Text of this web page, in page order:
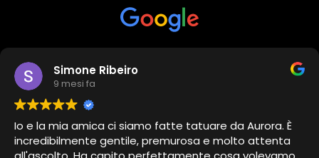
Simone Ribeiro
9 mesi fa
Io e la mia amica ci siamo fatte tatuare da Aurora. È
incredibilmente gentile, premurosa e molto attenta